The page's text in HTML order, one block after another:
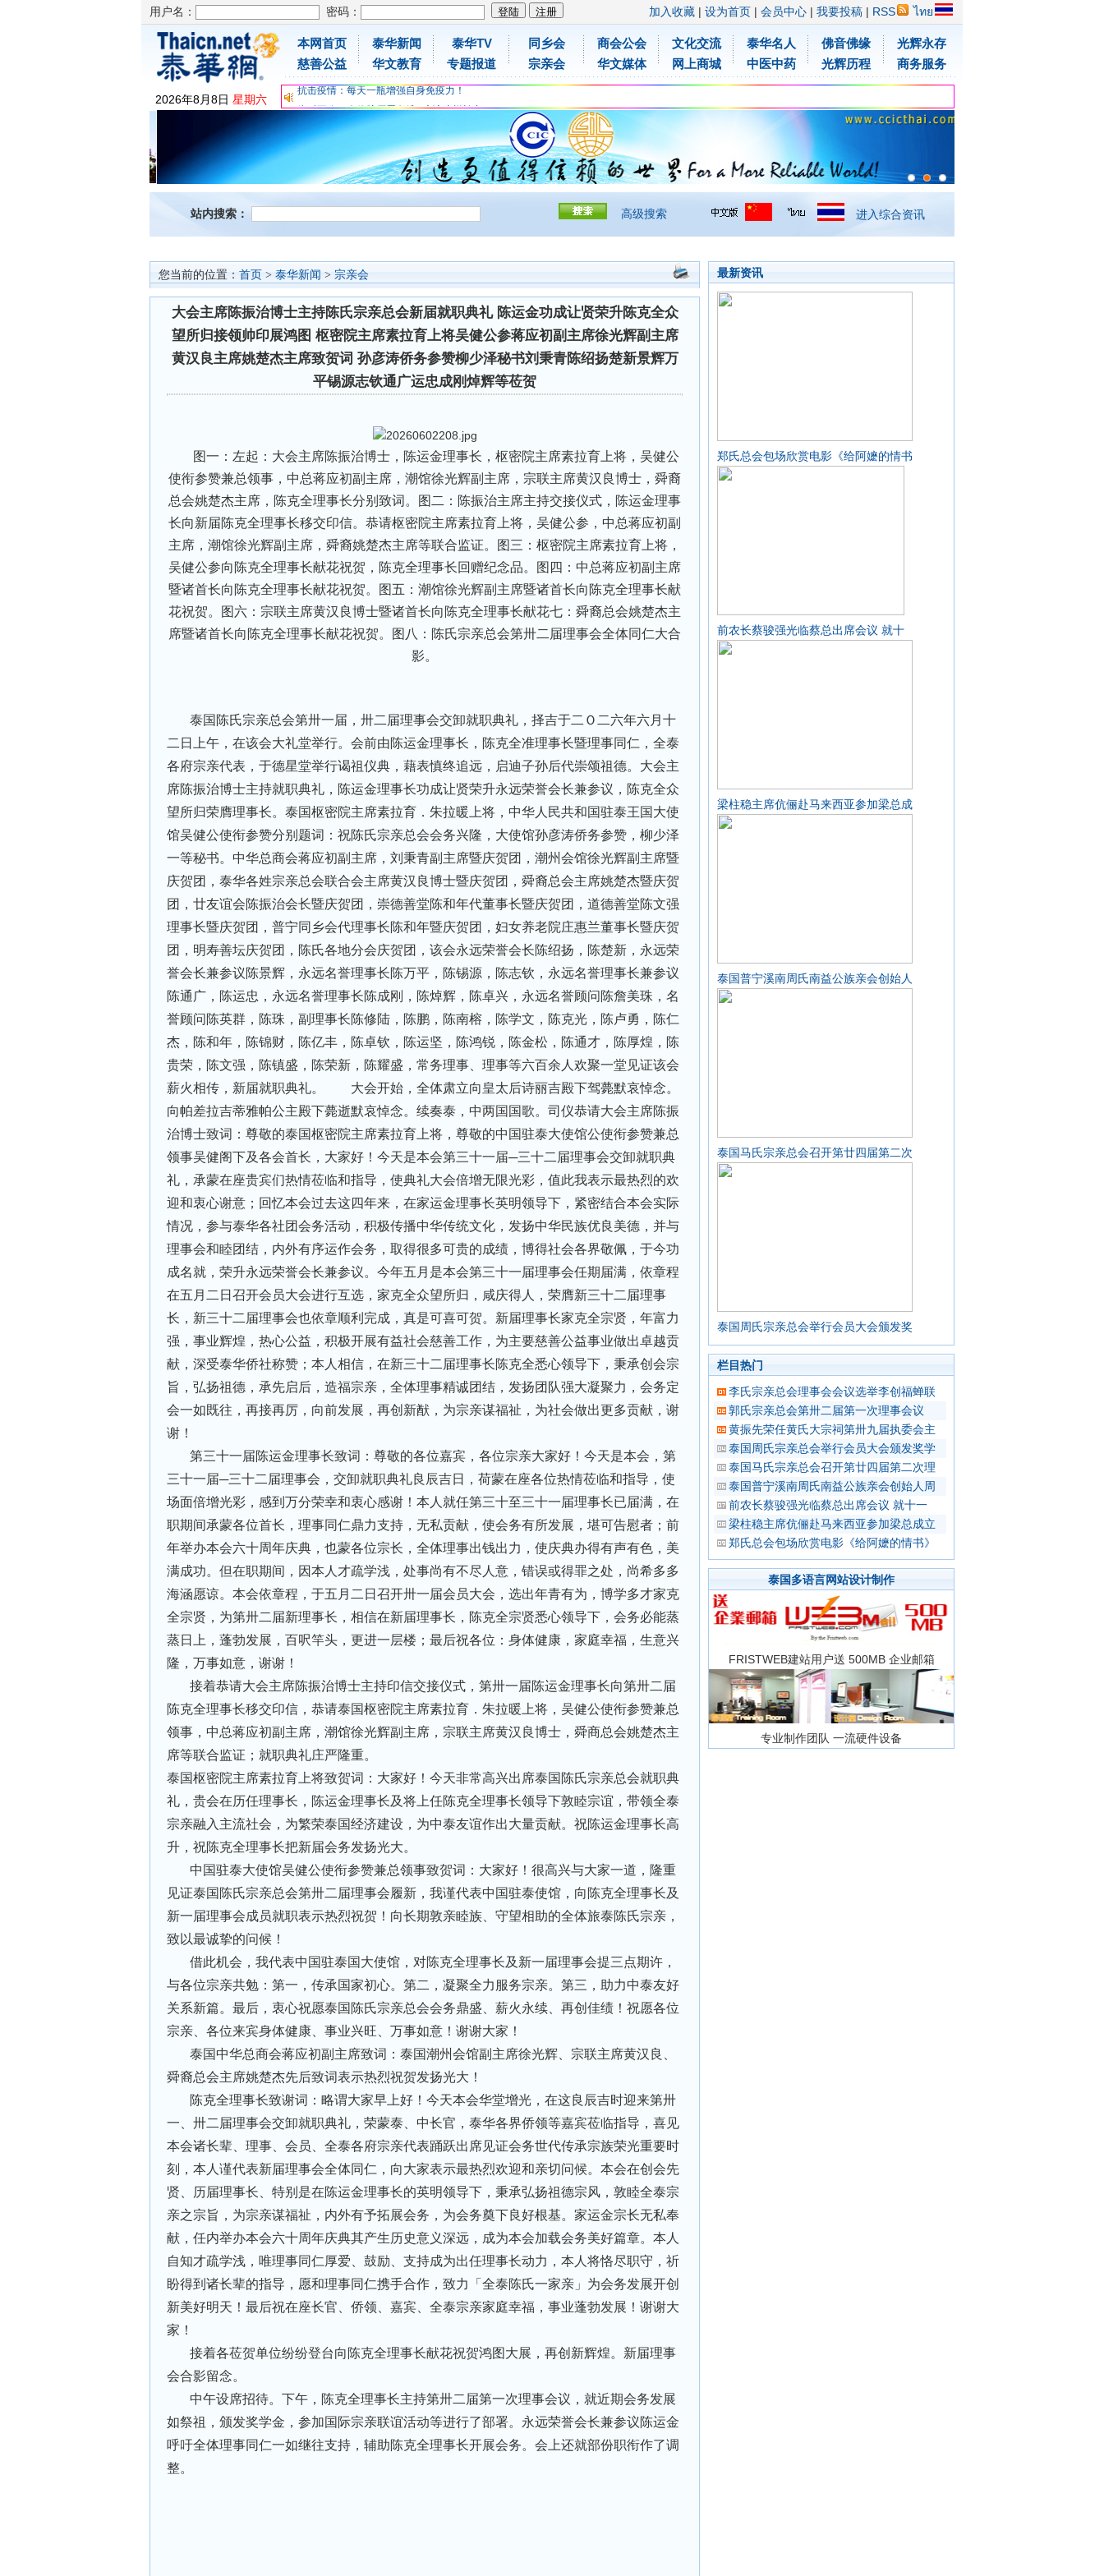
用户名： 密码： 加入收藏 | 设为首页 | 会员中心 | 我要投稿 | RSS ไทย
2026年8月8日 星期六
本网首页
慈善公益
泰华新闻
华文教育
泰华TV
专题报道
同乡会
宗亲会
商会公会
华文媒体
文化交流
网上商城
泰华名人
中医中药
佛音佛缘
光辉历程
光辉永存
商务服务
为时不晚，人体胶原蛋白维C应该这样补充
关爱儿童健康，免费领取日本原装尤妮佳超立体儿童防飞沫口罩
抗击疫情：每天一瓶增强自身免疫力！
为时不晚，人体胶原蛋白维C应该这样补充
关爱儿童健康，免费领取日本原装尤妮佳超立体儿童防飞沫口罩
抗击疫情：每天一瓶增强自身免疫力！
站内搜索： 高级搜索 进入综合资讯
您当前的位置： 首页 > 泰华新闻 > 宗亲会
大会主席陈振治博士主持陈氏宗亲总会新届就职典礼 陈运金功成让贤荣升陈克全众
望所归接领帅印展鸿图 枢密院主席素拉育上将吴健公参蒋应初副主席徐光辉副主席
黄汉良主席姚楚杰主席致贺词 孙彦涛侨务参赞柳少泽秘书刘秉青陈绍扬楚新景辉万
平锡源志钦通广运忠成刚焯辉等莅贺
图一：左起：大会主席陈振治博士，陈运金理事长，枢密院主席素拉育上将，吴健公
使衔参赞兼总领事，中总蒋应初副主席，潮馆徐光辉副主席，宗联主席黄汉良博士，舜裔
总会姚楚杰主席，陈克全理事长分别致词。图二：陈振治主席主持交接仪式，陈运金理事
长向新届陈克全理事长移交印信。恭请枢密院主席素拉育上将，吴健公参，中总蒋应初副
主席，潮馆徐光辉副主席，舜裔姚楚杰主席等联合监证。图三：枢密院主席素拉育上将，
吴健公参向陈克全理事长献花祝贺，陈克全理事长回赠纪念品。图四：中总蒋应初副主席
暨诸首长向陈克全理事长献花祝贺。图五：潮馆徐光辉副主席暨诸首长向陈克全理事长献
花祝贺。图六：宗联主席黄汉良博士暨诸首长向陈克全理事长献花七：舜裔总会姚楚杰主
席暨诸首长向陈克全理事长献花祝贺。图八：陈氏宗亲总会第卅二届理事会全体同仁大合
影。
泰国陈氏宗亲总会第卅一届，卅二届理事会交卸就职典礼，择吉于二Ｏ二六年六月十
二日上午，在该会大礼堂举行。会前由陈运金理事长，陈克全准理事长暨理事同仁，全泰
各府宗亲代表，于德星堂举行谒祖仪典，藉表慎终追远，启迪子孙后代崇颂祖德。大会主
席陈振治博士主持就职典礼，陈运金理事长功成让贤荣升永远荣誉会长兼参议，陈克全众
望所归荣膺理事长。泰国枢密院主席素拉育．朱拉暖上将，中华人民共和国驻泰王国大使
馆吴健公使衔参赞分别题词：祝陈氏宗亲总会会务兴隆，大使馆孙彦涛侨务参赞，柳少泽
一等秘书。中华总商会蒋应初副主席，刘秉青副主席暨庆贺团，潮州会馆徐光辉副主席暨
庆贺团，泰华各姓宗亲总会联合会主席黄汉良博士暨庆贺团，舜裔总会主席姚楚杰暨庆贺
团，廿友谊会陈振治会长暨庆贺团，崇德善堂陈和年代董事长暨庆贺团，道德善堂陈文强
理事长暨庆贺团，普宁同乡会代理事长陈和年暨庆贺团，妇女养老院庄惠兰董事长暨庆贺
团，明寿善坛庆贺团，陈氏各地分会庆贺团，该会永远荣誉会长陈绍扬，陈楚新，永远荣
誉会长兼参议陈景辉，永远名誉理事长陈万平，陈锡源，陈志钦，永远名誉理事长兼参议
陈通广，陈运忠，永远名誉理事长陈成刚，陈焯辉，陈卓兴，永远名誉顾问陈詹美珠，名
誉顾问陈英群，陈珠，副理事长陈修陆，陈鹏，陈南榕，陈学文，陈克光，陈卢勇，陈仁
杰，陈和年，陈锦财，陈亿丰，陈卓钦，陈运坚，陈鸿锐，陈金松，陈通才，陈厚煌，陈
贵荣，陈文强，陈镇盛，陈荣新，陈耀盛，常务理事、理事等六百余人欢聚一堂见证该会
薪火相传，新届就职典礼。 大会开始，全体肃立向皇太后诗丽吉殿下驾薨默哀悼念。
向帕差拉吉蒂雅帕公主殿下薨逝默哀悼念。续奏泰，中两国国歌。司仪恭请大会主席陈振
治博士致词：尊敬的泰国枢密院主席素拉育上将，尊敬的中国驻泰大使馆公使衔参赞兼总
领事吴健阁下及各会首长，大家好！今天是本会第三十一届─三十二届理事会交卸就职典
礼，承蒙在座贵宾们热情莅临和指导，使典礼大会倍增无限光彩，值此我表示最热烈的欢
迎和衷心谢意；回忆本会过去这四年来，在家运金理事长英明领导下，紧密结合本会实际
情况，参与泰华各社团会务活动，积极传播中华传统文化，发扬中华民族优良美德，并与
理事会和睦团结，内外有序运作会务，取得很多可贵的成绩，博得社会各界敬佩，于今功
成名就，荣升永远荣誉会长兼参议。今年五月是本会第三十一届理事会任期届满，依章程
在五月二日召开会员大会进行互选，家克全众望所归，咸庆得人，荣膺新三十二届理事
长，新三十二届理事会也依章顺利完成，真是可喜可贺。新届理事长家克全宗贤，年富力
强，事业辉煌，热心公益，积极开展有益社会慈善工作，为主要慈善公益事业做出卓越贡
献，深受泰华侨社称赞；本人相信，在新三十二届理事长陈克全悉心领导下，秉承创会宗
旨，弘扬祖德，承先启后，造福宗亲，全体理事精诚团结，发扬团队强大凝聚力，会务定
会一如既往，再接再厉，向前发展，再创新猷，为宗亲谋福祉，为社会做出更多贡献，谢
谢！
第三十一届陈运金理事长致词：尊敬的各位嘉宾，各位宗亲大家好！今天是本会，第
三十一届─三十二届理事会，交卸就职典礼良辰吉日，荷蒙在座各位热情莅临和指导，使
场面倍增光彩，感到万分荣幸和衷心感谢！本人就任第三十至三十一届理事长已届满，在
职期间承蒙各位首长，理事同仁鼎力支持，无私贡献，使会务有所发展，堪可告慰者；前
年举办本会六十周年庆典，也蒙各位宗长，全体理事出钱出力，使庆典办得有声有色，美
满成功。但在职期间，因本人才疏学浅，处事尚有不尽人意，错误或得罪之处，尚希多多
海涵愿谅。本会依章程，于五月二日召开卅一届会员大会，选出年青有为，博学多才家克
全宗贤，为第卅二届新理事长，相信在新届理事长，陈克全宗贤悉心领导下，会务必能蒸
蒸日上，蓬勃发展，百呎竿头，更进一层楼；最后祝各位：身体健康，家庭幸福，生意兴
隆，万事如意，谢谢！
接着恭请大会主席陈振治博士主持印信交接仪式，第卅一届陈运金理事长向第卅二届
陈克全理事长移交印信，恭请泰国枢密院主席素拉育．朱拉暖上将，吴健公使衔参赞兼总
领事，中总蒋应初副主席，潮馆徐光辉副主席，宗联主席黄汉良博士，舜商总会姚楚杰主
席等联合监证；就职典礼庄严隆重。
泰国枢密院主席素拉育上将致贺词：大家好！今天非常高兴出席泰国陈氏宗亲总会就职典
礼，贵会在历任理事长，陈运金理事长及将上任陈克全理事长领导下敦睦宗谊，带领全泰
宗亲融入主流社会，为繁荣泰国经济建设，为中泰友谊作出大量贡献。祝陈运金理事长高
升，祝陈克全理事长把新届会务发扬光大。
中国驻泰大使馆吴健公使衔参赞兼总领事致贺词：大家好！很高兴与大家一道，隆重
见证泰国陈氏宗亲总会第卅二届理事会履新，我谨代表中国驻泰使馆，向陈克全理事长及
新一届理事会成员就职表示热烈祝贺！向长期敦亲睦族、守望相助的全体旅泰陈氏宗亲，
致以最诚挚的问候！
借此机会，我代表中国驻泰国大使馆，对陈克全理事长及新一届理事会提三点期许，
与各位宗亲共勉：第一，传承国家初心。第二，凝聚全力服务宗亲。第三，助力中泰友好
关系新篇。最后，衷心祝愿泰国陈氏宗亲总会会务鼎盛、薪火永续、再创佳绩！祝愿各位
宗亲、各位来宾身体健康、事业兴旺、万事如意！谢谢大家！
泰国中华总商会蒋应初副主席致词：泰国潮州会馆副主席徐光辉、宗联主席黄汉良、
舜裔总会主席姚楚杰先后致词表示热烈祝贺发扬光大！
陈克全理事长致谢词：略谓大家早上好！今天本会华堂增光，在这良辰吉时迎来第卅
一、卅二届理事会交卸就职典礼，荣蒙泰、中长官，泰华各界侨领等嘉宾莅临指导，喜见
本会诸长辈、理事、会员、全泰各府宗亲代表踊跃出席见证会务世代传承宗族荣光重要时
刻，本人谨代表新届理事会全体同仁，向大家表示最热烈欢迎和亲切问候。本会在创会先
贤、历届理事长、特别是在陈运金理事长的英明领导下，秉承弘扬祖德宗风，敦睦全泰宗
亲之宗旨，为宗亲谋福祉，内外有予拓展会务，为会务奠下良好根基。家运金宗长无私奉
献，任内举办本会六十周年庆典其产生历史意义深远，成为本会加载会务美好篇章。本人
自知才疏学浅，唯理事同仁厚爱、鼓励、支持成为出任理事长动力，本人将恪尽职守，祈
盼得到诸长辈的指导，愿和理事同仁携手合作，致力「全泰陈氏一家亲」为会务发展开创
新美好明天！最后祝在座长官、侨领、嘉宾、全泰宗亲家庭幸福，事业蓬勃发展！谢谢大
家！
接着各莅贺单位纷纷登台向陈克全理事长献花祝贺鸿图大展，再创新辉煌。新届理事
会合影留念。
中午设席招待。下午，陈克全理事长主持第卅二届第一次理事会议，就近期会务发展
如祭祖，颁发奖学金，参加国际宗亲联谊活动等进行了部署。永远荣誉会长兼参议陈运金
呼吁全体理事同仁一如继往支持，辅助陈克全理事长开展会务。会上还就部份职衔作了调
整。
最新资讯
郑氏总会包场欣赏电影《给阿嬷的情书
前农长蔡骏强光临蔡总出席会议 就十
梁柱稳主席伉俪赴马来西亚参加梁总成
泰国普宁溪南周氏南益公族亲会创始人
泰国马氏宗亲总会召开第廿四届第二次
泰国周氏宗亲总会举行会员大会颁发奖
栏目热门
李氏宗亲总会理事会会议选举李创福蝉联
郭氏宗亲总会第卅二届第一次理事会议
黄振先荣任黄氏大宗祠第卅九届执委会主
泰国周氏宗亲总会举行会员大会颁发奖学
泰国马氏宗亲总会召开第廿四届第二次理
泰国普宁溪南周氏南益公族亲会创始人周
前农长蔡骏强光临蔡总出席会议 就十一
梁柱稳主席伉俪赴马来西亚参加梁总成立
郑氏总会包场欣赏电影《给阿嬷的情书》
泰国多语言网站设计制作
FRISTWEB建站用户送 500MB 企业邮箱
专业制作团队 一流硬件设备